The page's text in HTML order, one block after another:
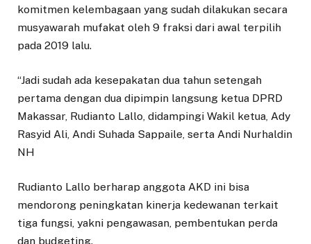
komitmen kelembagaan yang sudah dilakukan secara
musyawarah mufakat oleh 9 fraksi dari awal terpilih
pada 2019 lalu.
“Jadi sudah ada kesepakatan dua tahun setengah
pertama dengan dua dipimpin langsung ketua DPRD
Makassar, Rudianto Lallo, didampingi Wakil ketua, Ady
Rasyid Ali, Andi Suhada Sappaile, serta Andi Nurhaldin
NH
Rudianto Lallo berharap anggota AKD ini bisa
mendorong peningkatan kinerja kedewanan terkait
tiga fungsi, yakni pengawasan, pembentukan perda
dan budgeting.